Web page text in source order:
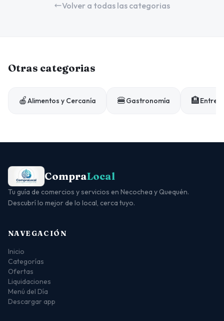
Volver a todas las categorias
Otras categorias
🍎Alimentos y Cercanía 🍔Gastronomía 🏨
CompraLocal
Tu guía de comercios y servicios en Necochea y Quequén.
Descubrí lo mejor de lo local, cerca tuyo.
NAVEGACIÓN
Inicio
Categorías
Ofertas
Liquidaciones
Menú del Día
Descargar app